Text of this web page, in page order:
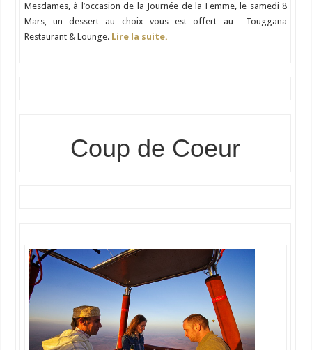
Mesdames, à l’occasion de la Journée de la Femme, le samedi 8
Mars, un dessert au choix vous est offert au Touggana
Restaurant & Lounge. Lire la suite.
Coup de Coeur